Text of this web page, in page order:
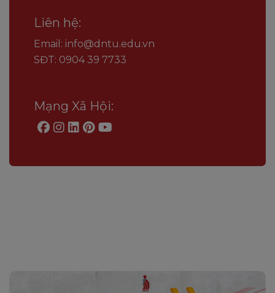
Liên hệ:
Email: info@dntu.edu.vn
SĐT: 0904 39 7733
Mạng Xã Hội: